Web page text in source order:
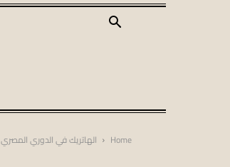
Home الهاتريك في الدوري المصري